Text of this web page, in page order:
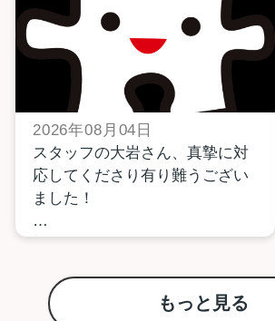
2026年08月04日
スタッフの大岩さん、真摯に対
応してくださり有り難うござい
ました！
初めての事だらけでどう動けば
すが安心して任せることができ
ました！
もっと見る